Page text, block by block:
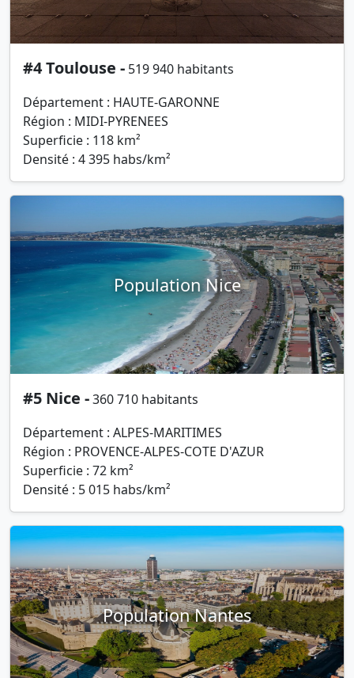
#4 Toulouse - 519 940 habitants
Département : HAUTE-GARONNE
Région : MIDI-PYRENEES
Superficie : 118 km²
Densité : 4 395 habs/km²
Population Nice
#5 Nice -360 710 habitants
Département : ALPES-MARITIMES
Région : PROVENCE-ALPES-COTE D'AZUR
Superficie : 72 km²
Densité : 5 015 habs/km²
Population Nantes